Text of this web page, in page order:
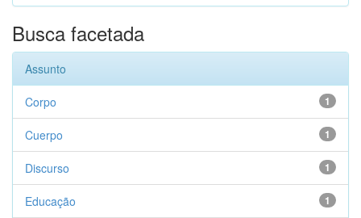
Busca facetada
Assunto
1
Corpo
1
Cuerpo
1
Discurso
1
Educação